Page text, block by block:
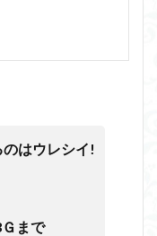
はウレシイ!
まで